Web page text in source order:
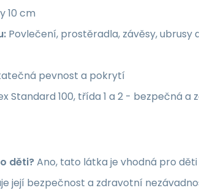
10 cm
Povlečení, prostěradla, závěsy, ubrusy
pevnost a pokrytí
Standard 100, třída 1 a 2 - bezpečná
děti?Ano, tato látka je vhodná pro
její bezpečnost a zdravotní